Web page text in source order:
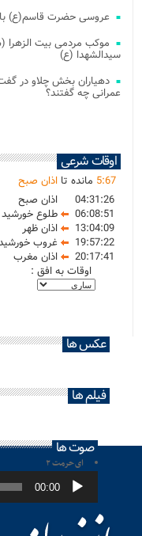
عروسی حضرت قاسم(ع) با
موکب مردمی بیت‌ الزهرا
سیدالشهدا (ع)
دهیاران بخش چلاو در
عمرانی چه گفتند؟
اوقات شرعی
5:67 مانده تا اذان صبح
04:31:26
اذان صبح
06:08:51
طلوع خورشید
13:04:09
اذان ظهر
19:57:22
غروب
20:17:41
اذان مغرب
اوقات به افق :
عکس ها
فیلم ها
صوت ها
ای حرمت ۲
پخش‌کننده
صوت 00:00